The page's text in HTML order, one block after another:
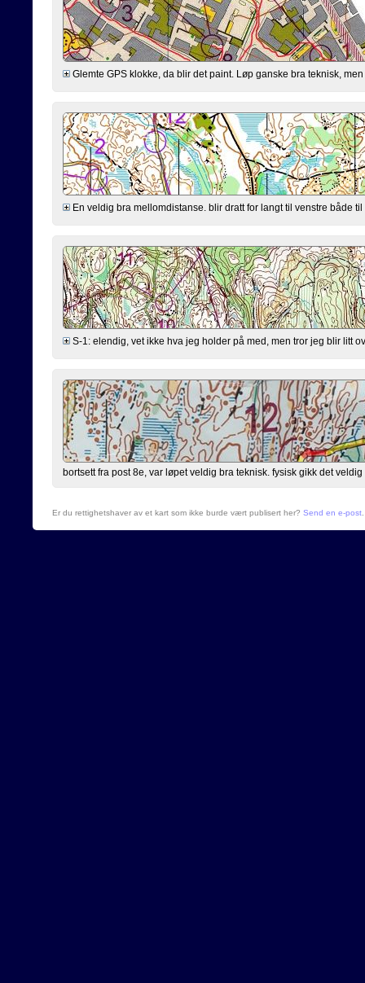
Glemte GPS klokke, da blir det paint. Løp ganske bra teknisk,
En veldig bra mellomdistanse. blir dratt for langt til venstre både
S-1: elendig, vet ikke hva jeg holder på med, men tror jeg blir litt
bortsett fra post 8e, var løpet veldig bra teknisk. fysisk gikk det veldig
Er du rettighetshaver av et kart som ikke burde vært publisert her? Send en e-post